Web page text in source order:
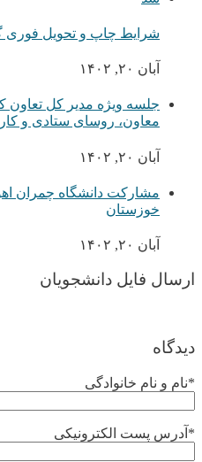
شرایط چاپ و تحویل فوری
آبان ۲۰, ۱۴۰۲
جلسه ویژه مدیر کل تعاون
معاون، روسای ستادی و
آبان ۲۰, ۱۴۰۲
مشارکت دانشگاه چمران
خوزستان
آبان ۲۰, ۱۴۰۲
ارسال فایل دانشجویان
دیدگاه
*نام و نام خانوادگی
*آدرس پست الکترونیکی